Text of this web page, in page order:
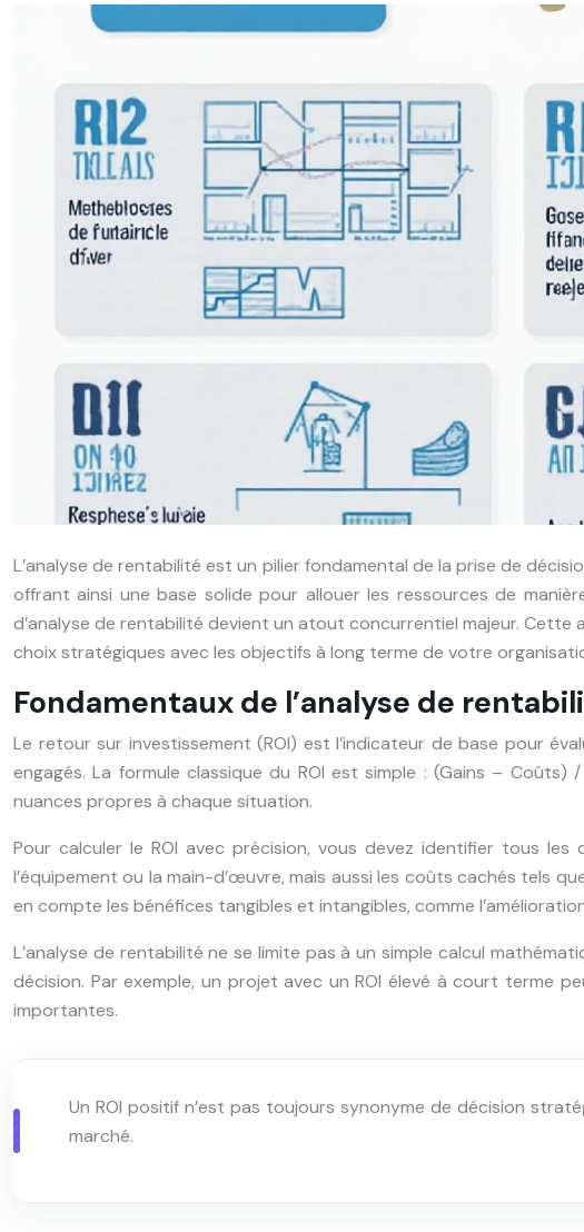
L’analyse de rentabilité est un pilier fondamental de la prise de
offrant ainsi une base solide pour allouer les ressources de
d’analyse de rentabilité devient un atout concurrentiel majeur. Cette
choix stratégiques avec les objectifs à long terme de votre
Fondamentaux de l’analyse de
Le retour sur investissement (ROI) est l’indicateur de base pour
engagés. La formule classique du ROI est simple : (Gains –
nuances propres à chaque situation.
Pour calculer le ROI avec précision, vous devez identifier tous
l’équipement ou la main-d’œuvre, mais aussi les coûts cachés tels
en compte les bénéfices tangibles et intangibles, comme
L’analyse de rentabilité ne se limite pas à un simple calcul
décision. Par exemple, un projet avec un ROI élevé à court terme
importantes.
Un ROI positif n’est pas toujours synonyme de décision
marché.